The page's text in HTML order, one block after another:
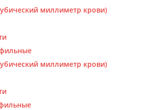
миллиметр крови)
миллиметр крови)